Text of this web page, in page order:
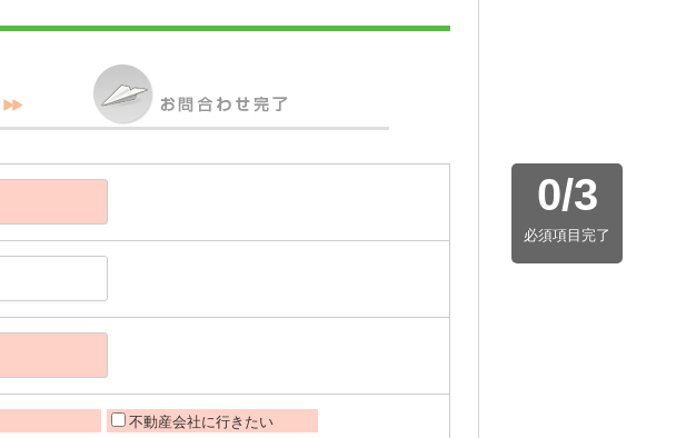
0/3
必須項目完了
不動産会社に行きたい